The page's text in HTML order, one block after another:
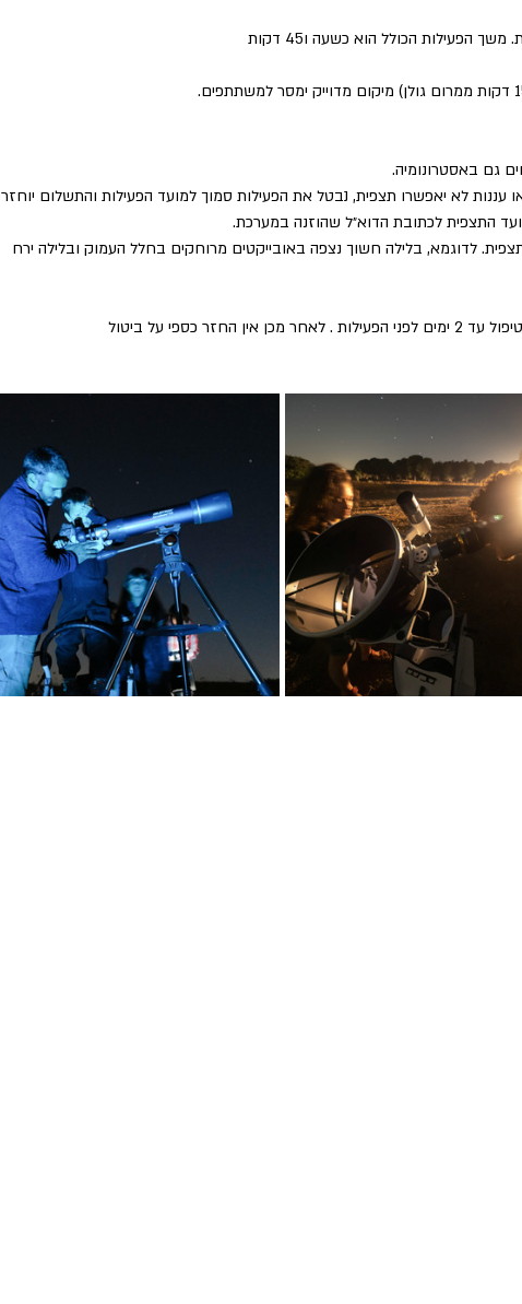
הכולל הוא כשעה ו45 דקות
גם באסטרונומיה.
עננות לא יאפשרו תצפית, נבטל את הפעילות סמוך למועד הפעילות והתשלום יוחזר
התצפית לכתובת הדוא״ל שהוזנה במערכת.
לדוגמא, בלילה חשוך נצפה באובייקטים מרוחקים בחלל העמוק ובלילה ירח